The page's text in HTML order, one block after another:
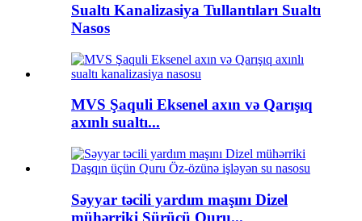
Sualtı Kanalizasiya Tullantıları Sualtı
Nasos
MVS Şaquli Eksenel axın və Qarışıq
axınlı sualtı...
Səyyar təcili yardım maşını Dizel
mühərriki Sürücü Quru...